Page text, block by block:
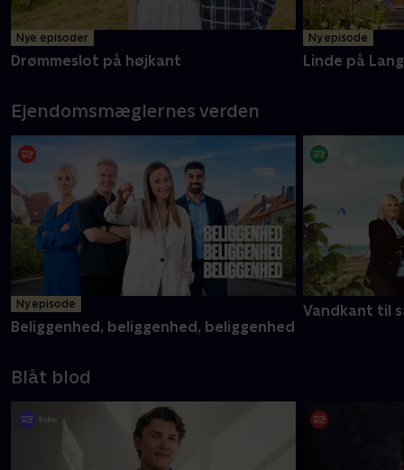
Nye episoder
Drømmeslot på højkant
Ny episode
Linde på
Ejendomsmæglernes verden
Ny episode
Beliggenhed, beliggenhed, beliggenhed
Vandkant til
Blåt blod